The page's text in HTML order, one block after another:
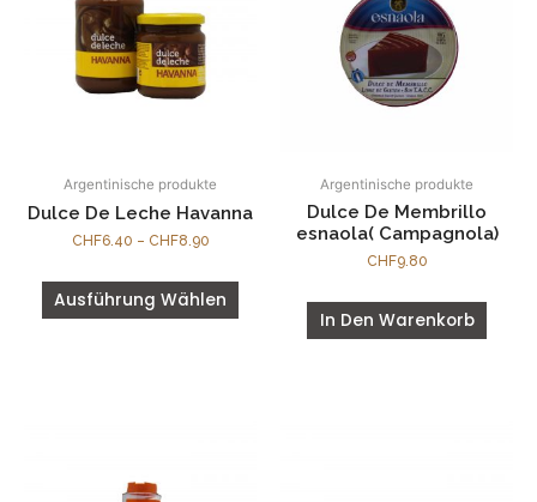
Argentinische produkte
Dulce De Leche Havanna
CHF6.40 – CHF8.90
Ausführung Wählen
Argentinische produkte
Dulce De Membrillo
esnaola( Campagnola)
CHF9.80
In Den Warenkorb